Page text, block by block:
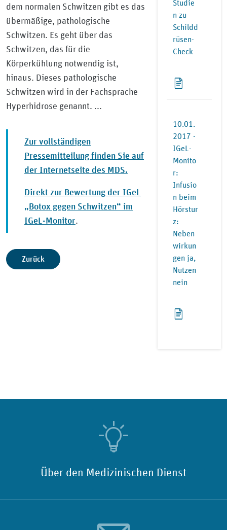
dem normalen Schwitzen gibt es das
übermäßige, pathologische
Schwitzen. Es geht über das
Schwitzen, das für die
Körperkühlung notwendig ist,
hinaus. Dieses pathologische
Schwitzen wird in der Fachsprache
Hyperhidrose genannt. ...
Zur vollständigen
Pressemitteilung finden Sie auf
der Internetseite des MDS.
Direkt zur Bewertung der IGeL
„Botox gegen Schwitzen“ im
IGeL-Monitor.
Zurück
Studie
n zu
Schildd
rüsen-
Check
10.01.
2017 -
IGeL-
Monito
r:
Infusio
n beim
Hörstur
z:
Neben
wirkun
gen ja,
Nutzen
nein
Über den Medizinischen Dienst